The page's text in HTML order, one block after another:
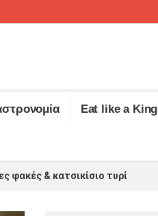
Eat like a King
φακές & κατσικίσιο τυρί